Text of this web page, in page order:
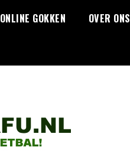
ONLINE GOKKEN OVER ONS